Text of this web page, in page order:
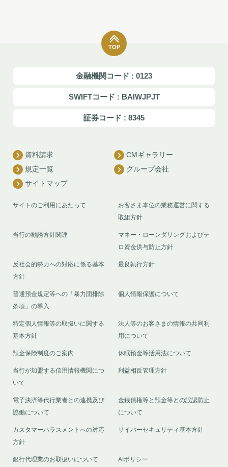
TOP
金融機関コード : 0123
SWIFTコード : BAIWJPJT
証券コード : 8345
資料請求
CMギャラリー
規定一覧
グループ会社
サイトマップ
サイトのご利用にあたって
お客さま本位の業務運営に関する
取組方針
当行の勧誘方針関連
マネー・ローンダリングおよびテ
ロ資金供与防止方針
反社会的勢力への対応に係る基本
方針
最良執行方針
普通預金規定等への「暴力団排除
条項」の導入
個人情報保護について
特定個人情報等の取扱いに関する
基本方針
法人等のお客さまの情報の共同利
用について
預金保険制度のご案内 休眠預金等活用法について
当行が加盟する信用情報機関につ
いて
利益相反管理方針
電子決済等代行業者との連携及び
協働について
金銭債権等と預金等との誤認防止
について
カスタマーハラスメントへの対応
方針
サイバーセキュリティ基本方針
銀行代理業のお取扱いについて AIポリシー